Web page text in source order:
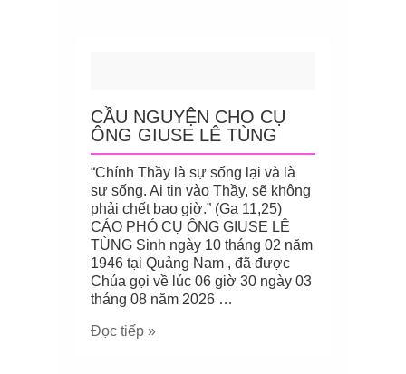
CẦU NGUYỆN CHO CỤ
ÔNG GIUSE LÊ TÙNG
“Chính Thầy là sự sống lại và là
sự sống. Ai tin vào Thầy, sẽ không
phải chết bao giờ.” (Ga 11,25)
CÁO PHÓ CỤ ÔNG GIUSE LÊ
TÙNG Sinh ngày 10 tháng 02 năm
1946 tại Quảng Nam , đã được
Chúa gọi về lúc 06 giờ 30 ngày 03
tháng 08 năm 2026 …
Đọc tiếp »